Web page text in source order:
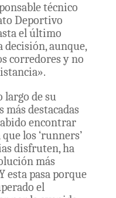
técnico
Deportivo
el último
aunque,
corredores y no
largo de su
destacadas
encontrar
los ‘runners’
disfruten, ha
más
esta pasa porque
el